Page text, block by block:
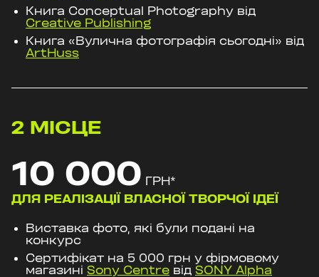
Книга Conceptual Photography від
Creative Publishing
Книга «Вулична фотографія сьогодні» від
ArtHuss
2 МІСЦЕ
10 000 ГРН*
ДЛЯ РЕАЛІЗАЦІЇ ВЛАСНОЇ ТВОРЧОЇ ІДЕЇ
Виставка фото, які були подані на
конкурс
Сертифікат на 5 000 грн у фірмовому
магазині Sony Centre від SONY Alpha